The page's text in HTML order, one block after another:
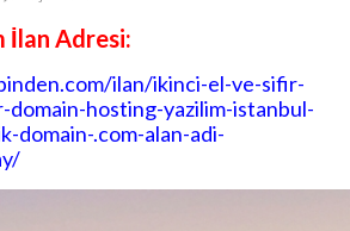
İlan Adresi:
ilan/ikinci-el-ve-sifir-
domain-hosting-yazilim-istanbul-
domain-.com-alan-adi-